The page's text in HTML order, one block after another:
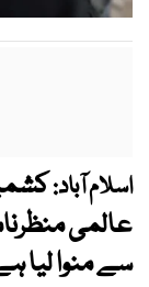
اسلام آباد:
عالمی
سے منوا لیا